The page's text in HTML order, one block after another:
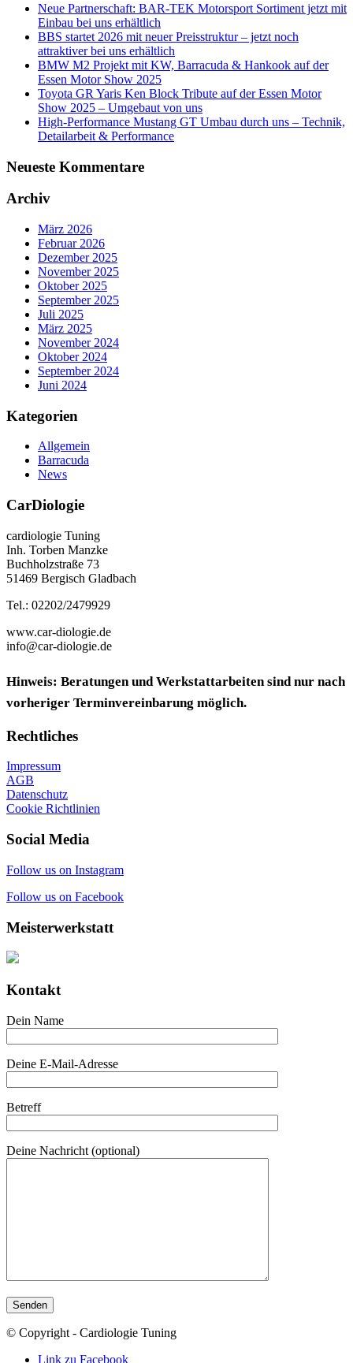
Neue Partnerschaft: BAR-TEK Motorsport Sortiment jetzt mit
Einbau bei uns erhältlich
BBS startet 2026 mit neuer Preisstruktur – jetzt noch
attraktiver bei uns erhältlich
BMW M2 Projekt mit KW, Barracuda & Hankook auf der
Essen Motor Show 2025
Toyota GR Yaris Ken Block Tribute auf der Essen Motor
Show 2025 – Umgebaut von uns
High-Performance Mustang GT Umbau durch uns – Technik,
Detailarbeit & Performance
Neueste Kommentare
Archiv
März 2026
Februar 2026
Dezember 2025
November 2025
Oktober 2025
September 2025
Juli 2025
März 2025
November 2024
Oktober 2024
September 2024
Juni 2024
Kategorien
Allgemein
Barracuda
News
CarDiologie
cardiologie Tuning
Inh. Torben Manzke
Buchholzstraße 73
51469 Bergisch Gladbach
Tel.: 02202/2479929
www.car-diologie.de
info@car-diologie.de
Hinweis: Beratungen und Werkstattarbeiten sind nur nach
vorheriger Terminvereinbarung möglich.
Rechtliches
Impressum
AGB
Datenschutz
Cookie Richtlinien
Social Media
Follow us on Instagram
Follow us on Facebook
Meisterwerkstatt
Kontakt
Dein Name
Deine E-Mail-Adresse
Betreff
Deine Nachricht (optional)
© Copyright - Cardiologie Tuning
Link zu Facebook